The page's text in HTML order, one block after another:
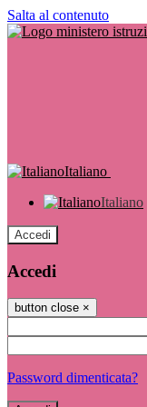
Salta al contenuto
Italiano
Italiano
Accedi
Accedi
button close ×
Password dimenticata?